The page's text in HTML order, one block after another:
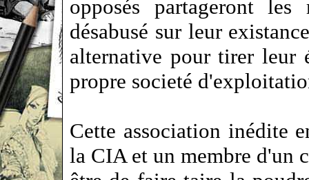
opposés partageront
désabusé sur leur
alternative pour tirer leur
propre societé
Cette association inédite
la CIA et un membre d'un